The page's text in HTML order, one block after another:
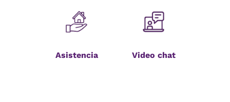
Asistencia Video chat